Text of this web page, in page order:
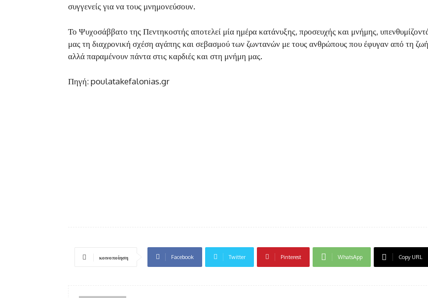
συγγενείς για να τους μνημονεύσουν.
Το Ψυχοσάββατο της Πεντηκοστής αποτελεί μία ημέρα κατάνυξης, προσευχής και μνήμης,
μας τη διαχρονική σχέση αγάπης και σεβασμού των ζωντανών με τους ανθρώπους που έφυγαν από τη
αλλά παραμένουν πάντα στις καρδιές και στη μνήμη μας.
Πηγή: poulatakefalonias.gr
κοινοποίηση Facebook Twitter Pinterest WhatsApp Copy URL